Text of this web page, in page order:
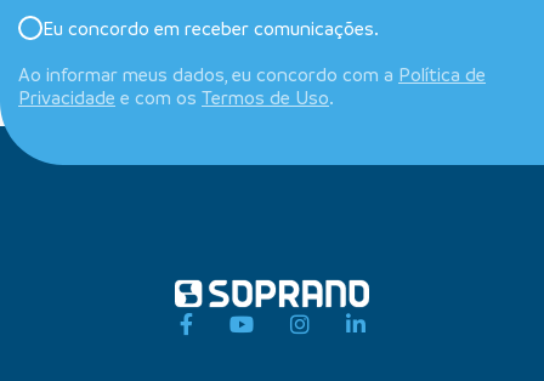
Eu concordo em receber comunicações.
Ao informar meus dados, eu concordo com a Política de
Privacidade e com os Termos de Uso.